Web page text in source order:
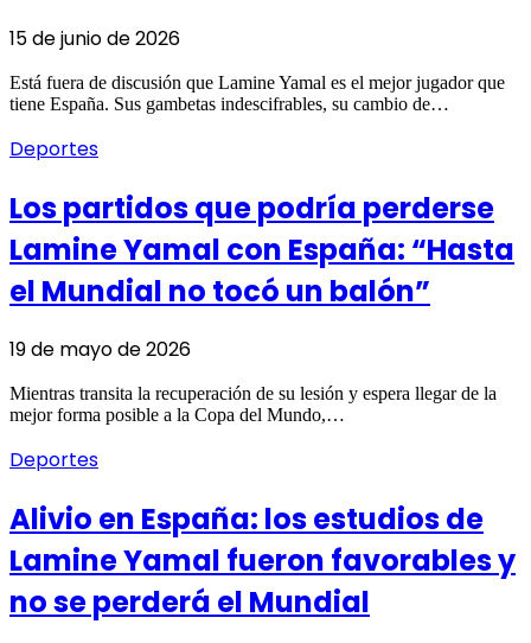
15 de junio de 2026
Está fuera de discusión que Lamine Yamal es el mejor jugador que
tiene España. Sus gambetas indescifrables, su cambio de…
Deportes
Los partidos que podría perderse
Lamine Yamal con España: “Hasta
el Mundial no tocó un balón”
19 de mayo de 2026
Mientras transita la recuperación de su lesión y espera llegar de la
mejor forma posible a la Copa del Mundo,…
Deportes
Alivio en España: los estudios de
Lamine Yamal fueron favorables y
no se perderá el Mundial